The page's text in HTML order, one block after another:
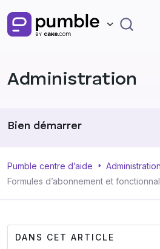
Administration
Bien démarrer
Utiliser Pumble
Administration
Pumble centre d’aide
Administration
Formules d’abonnement et
DANS CET ARTICLE